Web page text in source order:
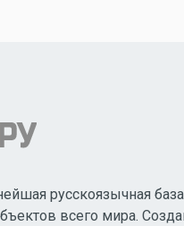
русскоязычная
всего мира.